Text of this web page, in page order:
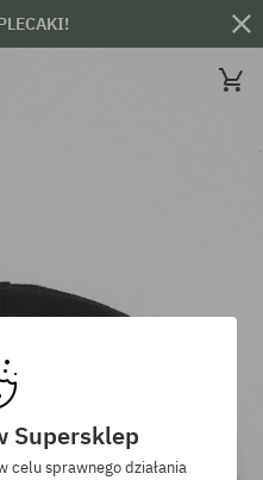
Supersklep
celu sprawnego działania